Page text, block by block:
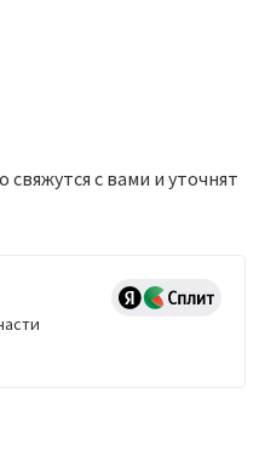
с вами и уточнят